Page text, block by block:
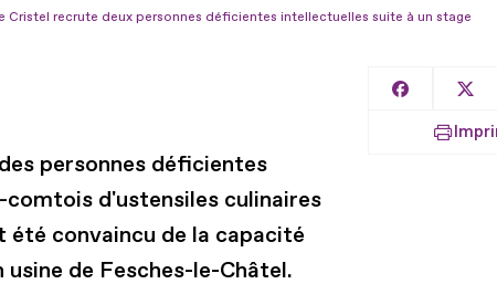
Cristel recrute deux personnes déficientes intellectuelles suite à un stage
personnes déficientes
d'ustensiles culinaires
été convaincu de la capacité
de Fesches-le-Châtel.
Partager